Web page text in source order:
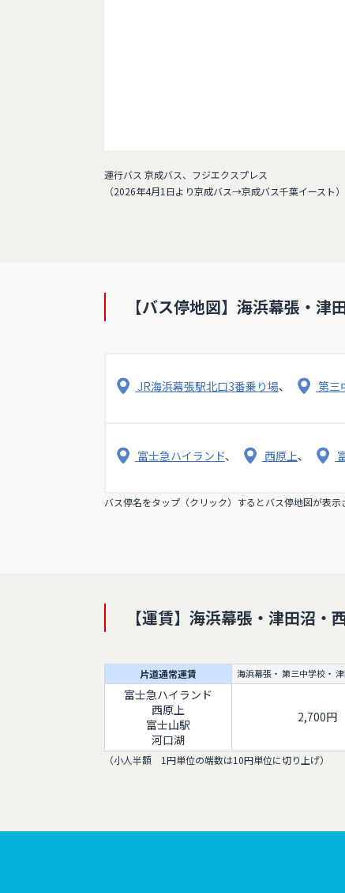
運行バス 京成バス、フジエクスプレス
（2026年4月1日より京成バス→京成バス千葉イースト）
【バス停地図】海浜幕張・
JR海浜幕張駅北口3番乗り場、 第三
富士急ハイランド、 西原上、
バス停名をタップ（クリック）するとバス停地図が表示
【運賃】海浜幕張・津田沼
片道通常運賃 海浜幕張・ 第三中学校・
富士急ハイランド
西原上
富士山駅
河口湖
2,700円
（小人半額 1円単位の端数は10円単位に切り上げ）